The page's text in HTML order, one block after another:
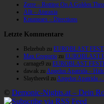
Zerre – Rotting On A Golden
Allt – Ataraxia
Knumears – Directions
Letzte Kommentare
Belzebub zu EUROBLAST
Max Gregorio zu EUROBLAST
carnage9 zu EUROBLAST
dawak zu Angelus Apatrida –
Slaytheevil zu Angelus Apatrida
© Demonic-Nights.at – Dein